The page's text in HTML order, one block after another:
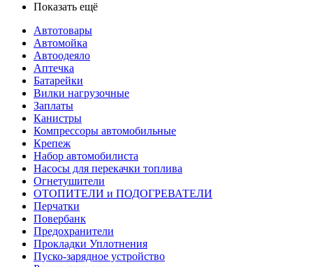
Показать ещё
Автотовары
Автомойка
Автоодеяло
Аптечка
Батарейки
Вилки нагрузочные
Заплаты
Канистры
Компрессоры автомобильные
Крепеж
Набор автомобилиста
Насосы для перекачки топлива
Огнетушители
ОТОПИТЕЛИ и ПОДОГРЕВАТЕЛИ
Перчатки
Повербанк
Предохранители
Прокладки Уплотнения
Пуско-зарядное устройство